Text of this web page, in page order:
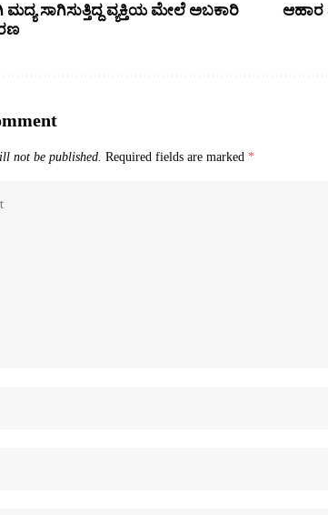
ಸಾಗಿಸುತ್ತಿದ್ದ ವ್ಯಕ್ತಿಯ ಮೇಲೆ ಅಬಕಾರಿ
ಆಹಾರ
not be published. Required fields are marked *